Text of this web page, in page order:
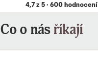
4,7 z 5 · 600 hodnocení
Co o násříkají